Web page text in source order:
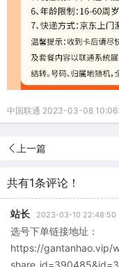
中国联通 2023-03-08
上一篇
共有1条评论！
站长 2023-03-10 22:48:50
选号下单链接地址：
https://gantanhao.vip/